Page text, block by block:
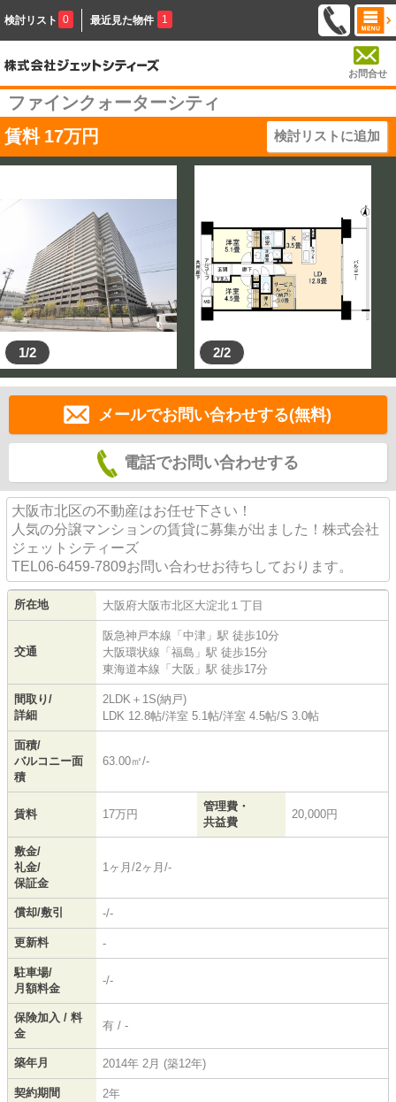
検討リスト 0 最近見た物件 1
お問合せ
ファインクォーターシティ
賃料 17万円 検討リストに追加
1/2 2/2
メールでお問い合わせする(無料)
電話でお問い合わせする
大阪市北区の不動産はお任せ下さい！
人気の分譲マンションの賃貸に募集が出ました！株式会社
ジェットシティーズ
TEL06-6459-7809お問い合わせお待ちしております。
所在地 大阪府大阪市北区大淀北 １丁目
交通
阪急神戸本線 「 中津 」駅 徒歩10分
大阪環状線 「 福島 」駅 徒歩15分
東海道本線 「 大阪 」駅 徒歩17分
間取り/
詳細
2LDK＋1S(納戸)
LDK 12.8帖/洋室 5.1帖/洋室 4.5帖/S 3.0帖
面積/
バルコニー面
積
63.00㎡/-
賃料 17万円
管理費・
共益費
20,000円
敷金/
礼金/
保証金
1ヶ月/2ヶ月/-
償却/敷引 -/-
更新料 -
駐車場/
月額料金
-/-
保険加入 / 料
金
有 / -
築年月 2014年 2月 (築12年)
契約期間 2年